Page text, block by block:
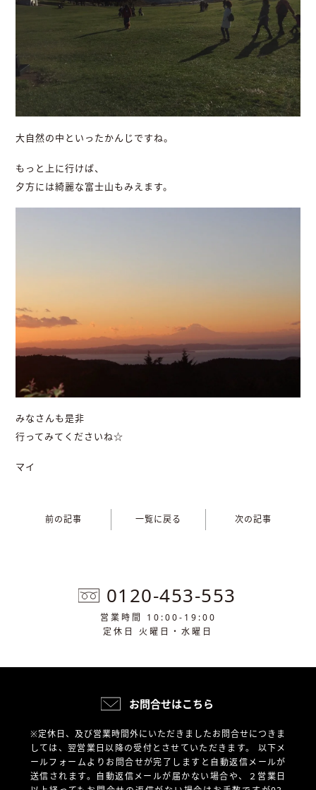
大自然の中といったかんじですね。
もっと上に行けば、
夕方には綺麗な富士山もみえます。
みなさんも是非
行ってみてくださいね☆
マイ
前の記事 一覧に戻る 次の記事
0120-453-553
営業時間 10:00-19:00
定休日 火曜日・水曜日
お問合せはこちら
※定休日、及び営業時間外にいただきましたお問合せにつきま
しては、翌営業日以降の受付とさせていただきます。 以下メ
ールフォームよりお問合せが完了しますと自動返信メールが
送信されます。自動返信メールが届かない場合や、
２営業日